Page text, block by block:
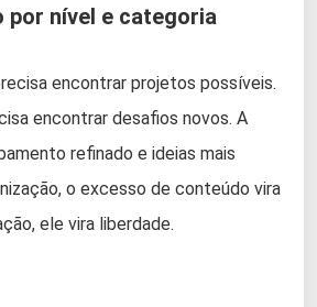
por nível e categoria
encontrar projetos possíveis.
encontrar desafios novos. A
refinado e ideias mais
o excesso de conteúdo vira
ele vira liberdade.